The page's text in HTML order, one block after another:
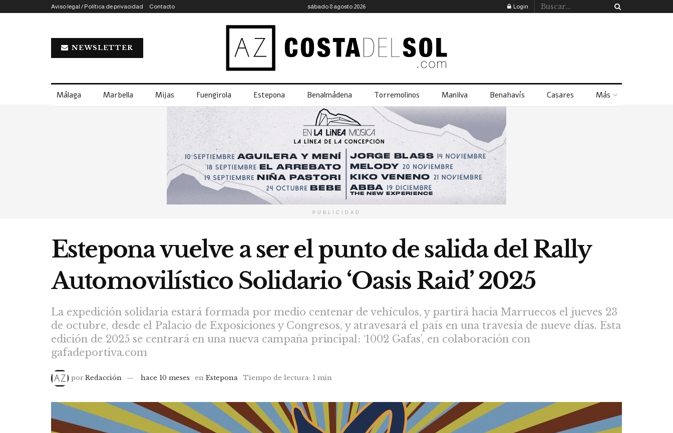
Aviso legal / Política de privacidad Contacto sábado 8 agosto 2026 Login
NEWSLETTER
Málaga Marbella Mijas Fuengirola Estepona Benalmádena Torremolinos Manilva Benahavís Casares Más
PUBLICIDAD
Estepona vuelve a ser el punto de salida del Rally
Automovilístico Solidario ‘Oasis Raid’ 2025
La expedición solidaria estará formada por medio centenar de vehículos, y partirá hacia Marruecos el jueves 23
de octubre, desde el Palacio de Exposiciones y Congresos, y atravesará el país en una travesía de nueve días. Esta
edición de 2025 se centrará en una nueva campaña principal: ‘1002 Gafas’, en colaboración con
gafadeportiva.com
por Redacción hace 10 meses en Estepona Tiempo de lectura: 1 min